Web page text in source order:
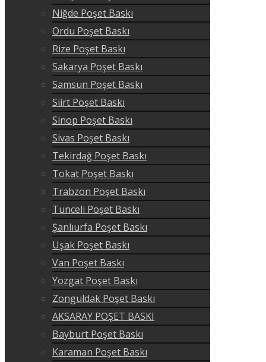
Niğde Poşet Baskı
Ordu Poşet Baskı
Rize Poşet Baskı
Sakarya Poşet Baskı
Samsun Poşet Baskı
Siirt Poşet Baskı
Sinop Poşet Baskı
Sivas Poşet Baskı
Tekirdağ Poşet Baskı
Tokat Poşet Baskı
Trabzon Poşet Baskı
Tunceli Poşet Baskı
Şanlıurfa Poşet Baskı
Uşak Poşet Baskı
Van Poşet Baskı
Yozgat Poşet Baskı
Zonguldak Poşet Baskı
AKSARAY POŞET BASKI
Bayburt Poşet Baskı
Karaman Poşet Baskı